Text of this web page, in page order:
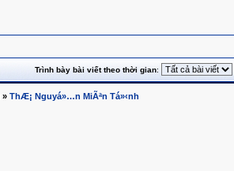
Trình bày bài viết theo thời gian:
» ThÆ¡ Nguyá»…n MiÃªn Tá»‹nh